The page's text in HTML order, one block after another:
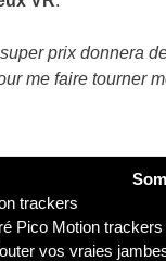
prix donnera
me faire tourner
trackers
Pico Motion trackers
vos vraies